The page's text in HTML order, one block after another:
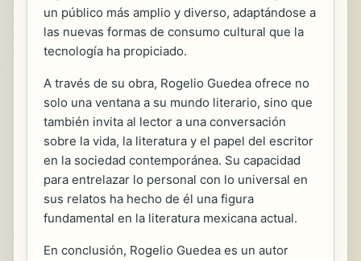
un público más amplio y diverso, adaptándose a
las nuevas formas de consumo cultural que la
tecnología ha propiciado.
A través de su obra, Rogelio Guedea ofrece no
solo una ventana a su mundo literario, sino que
también invita al lector a una conversación
sobre la vida, la literatura y el papel del escritor
en la sociedad contemporánea. Su capacidad
para entrelazar lo personal con lo universal en
sus relatos ha hecho de él una figura
fundamental en la literatura mexicana actual.
En conclusión, Rogelio Guedea es un autor